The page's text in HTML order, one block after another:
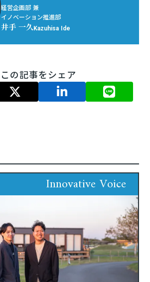
経営企画部 兼
イノベーション推進部
井手 一久Kazuhisa Ide
この記事をシェア
Innovative Voice